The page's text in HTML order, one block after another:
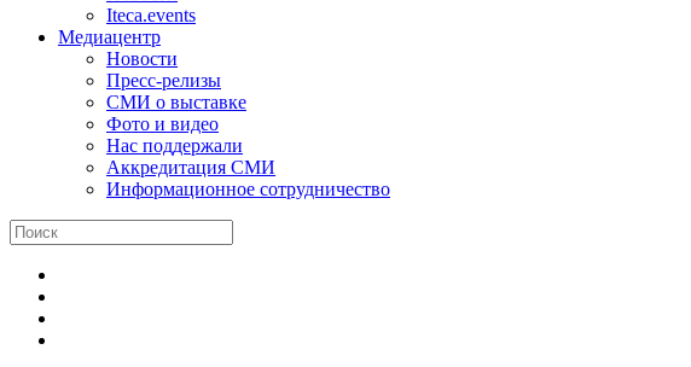
Iteca.events
Медиацентр
Новости
Пресс-релизы
СМИ о выставке
Фото и видео
Нас поддержали
Аккредитация СМИ
Информационное сотрудничество